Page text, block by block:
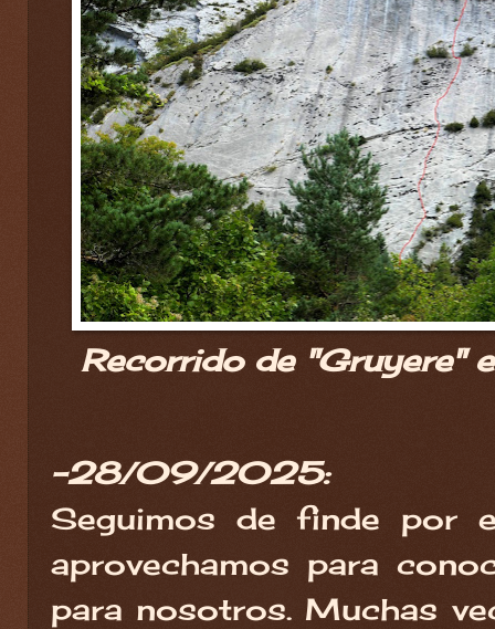
Recorrido de "Gruyere"
-28/09/2025:
Seguimos de finde por
aprovechamos para
para nosotros. Muchas